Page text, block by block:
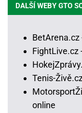
DALŠÍ WEBY GTO
BetArena.cz
FightLive.cz
Tenis-
online